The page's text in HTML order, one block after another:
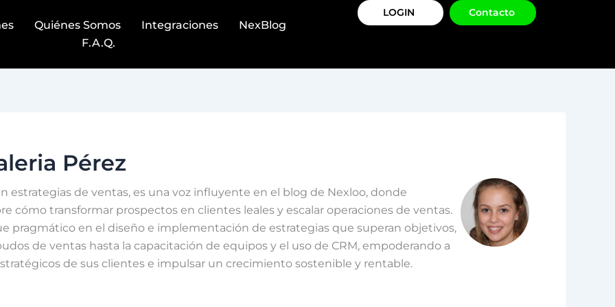
Quiénes Somos Integraciones
NexBlog
F.A.Q.
LOGIN Contacto
Pérez
estrategias de ventas, es una voz influyente en el blog de Nexloo, donde
cómo transformar prospectos en clientes leales y escalar operaciones de ventas.
pragmático en el diseño e implementación de estrategias que superan objetivos,
de ventas hasta la capacitación de equipos y el uso de CRM, empoderando a
de sus clientes e impulsar un crecimiento sostenible y rentable.